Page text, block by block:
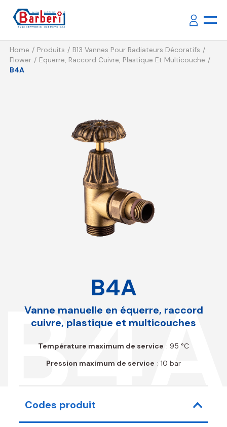
Home Produits
B13 Vannes Pour Radiateurs Décoratifs
Flower
Equerre, Raccord Cuivre, Plastique Et Multicouche
B4A
B4A
B4A
Vanne manuelle en équerre, raccord
cuivre, plastique et multicouches
Température maximum de service : 95 °C
Pression maximum de service : 10 bar
Codes produit